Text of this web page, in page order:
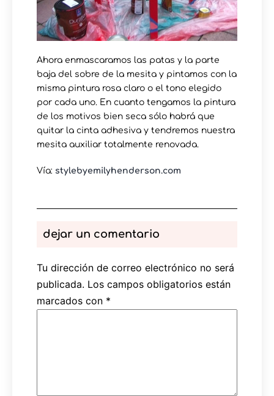
Ahora enmascaramos las patas y la parte
baja del sobre de la mesita y pintamos con la
misma pintura rosa claro o el tono elegido
por cada uno. En cuanto tengamos la pintura
de los motivos bien seca sólo habrá que
quitar la cinta adhesiva y tendremos nuestra
mesita auxiliar totalmente renovada.
Vía: stylebyemilyhenderson.com
dejar un comentario
Tu dirección de correo electrónico no será
publicada. Los campos obligatorios están
marcados con *